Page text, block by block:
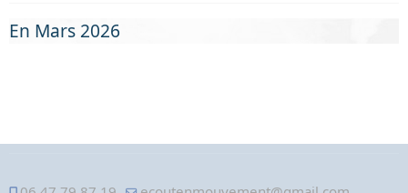
En Mars 2026